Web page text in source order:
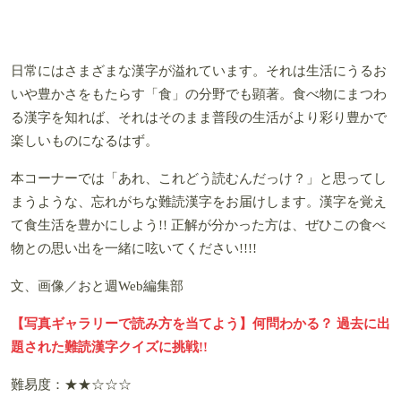
日常にはさまざまな漢字が溢れています。それは生活にうるお
いや豊かさをもたらす「食」の分野でも顕著。食べ物にまつわ
る漢字を知れば、それはそのまま普段の生活がより彩り豊かで
楽しいものになるはず。
本コーナーでは「あれ、これどう読むんだっけ？」と思ってし
まうような、忘れがちな難読漢字をお届けします。漢字を覚え
て食生活を豊かにしよう!! 正解が分かった方は、ぜひこの食べ
物との思い出を一緒に呟いてください!!!!
文、画像／おと週Web編集部
【写真ギャラリーで読み方を当てよう】何問わかる？ 過去に出
題された難読漢字クイズに挑戦!!
難易度：★★☆☆☆